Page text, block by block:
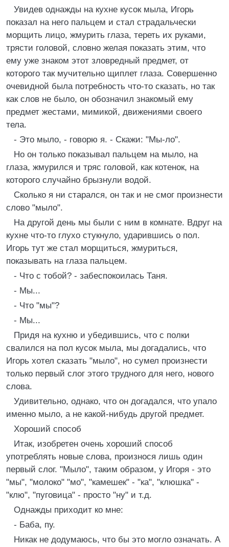
Увидев однажды на кухне кусок мыла, Игорь
показал на него пальцем и стал страдальчески
морщить лицо, жмурить глаза, тереть их руками,
трясти головой, словно желая показать этим, что
ему уже знаком этот зловредный предмет, от
которого так мучительно щиплет глаза. Совершенно
очевидной была потребность что-то сказать, но так
как слов не было, он обозначил знакомый ему
предмет жестами, мимикой, движениями своего
тела.
- Это мыло, - говорю я. - Скажи: "Мы-ло".
Но он только показывал пальцем на мыло, на
глаза, жмурился и тряс головой, как котенок, на
которого случайно брызнули водой.
Сколько я ни старался, он так и не смог произнести
слово "мыло".
На другой день мы были с ним в комнате. Вдруг на
кухне что-то глухо стукнуло, ударившись о пол.
Игорь тут же стал морщиться, жмуриться,
показывать на глаза пальцем.
- Что с тобой? - забеспокоилась Таня.
- Мы...
- Что "мы"?
- Мы...
Придя на кухню и убедившись, что с полки
свалился на пол кусок мыла, мы догадались, что
Игорь хотел сказать "мыло", но сумел произнести
только первый слог этого трудного для него, нового
слова.
Удивительно, однако, что он догадался, что упало
именно мыло, а не какой-нибудь другой предмет.
Хороший способ
Итак, изобретен очень хороший способ
употреблять новые слова, произнося лишь один
первый слог. "Мыло", таким образом, у Игоря - это
"мы", "молоко" "мо", "камешек" - "ка", "клюшка" -
"клю", "пуговица" - просто "ну" и т.д.
Однажды приходит ко мне:
- Баба, пу.
Никак не додумаюсь, что бы это могло означать. А